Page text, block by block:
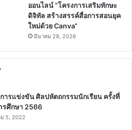
ออนไลน์ “โครงการเสริมทักษะ
ดิจิทัล สร้างสรรค์สื่อการสอนยุค
ใหม่ด้วย Canva“
มีนาคม 28, 2026
ารแข่งขัน ศิลปหัตถกรรมนักเรียน ครั้งที่
รศึกษา 2566
5, 2022